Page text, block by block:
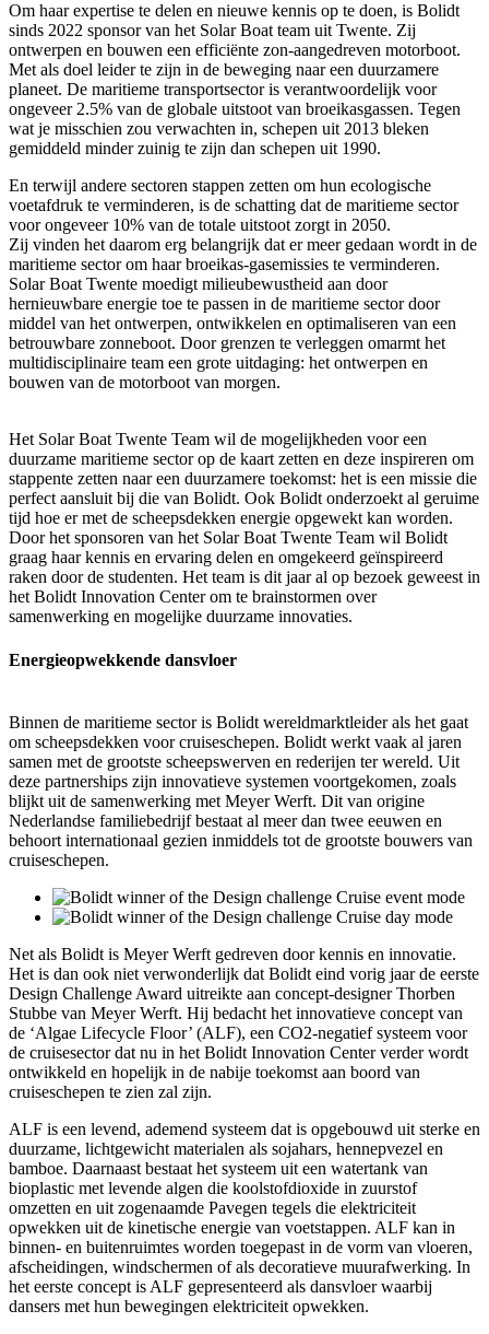
Om haar expertise te delen en nieuwe kennis op te doen, is Bolidt
sinds 2022 sponsor van het Solar Boat team uit Twente. Zij
ontwerpen en bouwen een efficiënte zon-aangedreven motorboot.
Met als doel leider te zijn in de beweging naar een duurzamere
planeet. De maritieme transportsector is verantwoordelijk voor
ongeveer 2.5% van de globale uitstoot van broeikasgassen. Tegen
wat je misschien zou verwachten in, schepen uit 2013 bleken
gemiddeld minder zuinig te zijn dan schepen uit 1990.
En terwijl andere sectoren stappen zetten om hun ecologische
voetafdruk te verminderen, is de schatting dat de maritieme sector
voor ongeveer 10% van de totale uitstoot zorgt in 2050.
Zij vinden het daarom erg belangrijk dat er meer gedaan wordt in de
maritieme sector om haar broeikas-gasemissies te verminderen.
Solar Boat Twente moedigt milieubewustheid aan door
hernieuwbare energie toe te passen in de maritieme sector door
middel van het ontwerpen, ontwikkelen en optimaliseren van een
betrouwbare zonneboot. Door grenzen te verleggen omarmt het
multidisciplinaire team een grote uitdaging: het ontwerpen en
bouwen van de motorboot van morgen.
Het Solar Boat Twente Team wil de mogelijkheden voor een
duurzame maritieme sector op de kaart zetten en deze inspireren om
stappente zetten naar een duurzamere toekomst: het is een missie die
perfect aansluit bij die van Bolidt. Ook Bolidt onderzoekt al geruime
tijd hoe er met de scheepsdekken energie opgewekt kan worden.
Door het sponsoren van het Solar Boat Twente Team wil Bolidt
graag haar kennis en ervaring delen en omgekeerd geïnspireerd
raken door de studenten. Het team is dit jaar al op bezoek geweest in
het Bolidt Innovation Center om te brainstormen over
samenwerking en mogelijke duurzame innovaties.
Energieopwekkende dansvloer
Binnen de maritieme sector is Bolidt wereldmarktleider als het gaat
om scheepsdekken voor cruiseschepen. Bolidt werkt vaak al jaren
samen met de grootste scheepswerven en rederijen ter wereld. Uit
deze partnerships zijn innovatieve systemen voortgekomen, zoals
blijkt uit de samenwerking met Meyer Werft. Dit van origine
Nederlandse familiebedrijf bestaat al meer dan twee eeuwen en
behoort internationaal gezien inmiddels tot de grootste bouwers van
cruiseschepen.
Net als Bolidt is Meyer Werft gedreven door kennis en innovatie.
Het is dan ook niet verwonderlijk dat Bolidt eind vorig jaar de eerste
Design Challenge Award uitreikte aan concept-designer Thorben
Stubbe van Meyer Werft. Hij bedacht het innovatieve concept van
de ‘Algae Lifecycle Floor’ (ALF), een CO2-negatief systeem voor
de cruisesector dat nu in het Bolidt Innovation Center verder wordt
ontwikkeld en hopelijk in de nabije toekomst aan boord van
cruiseschepen te zien zal zijn.
ALF is een levend, ademend systeem dat is opgebouwd uit sterke en
duurzame, lichtgewicht materialen als sojahars, hennepvezel en
bamboe. Daarnaast bestaat het systeem uit een watertank van
bioplastic met levende algen die koolstofdioxide in zuurstof
omzetten en uit zogenaamde Pavegen tegels die elektriciteit
opwekken uit de kinetische energie van voetstappen. ALF kan in
binnen- en buitenruimtes worden toegepast in de vorm van vloeren,
afscheidingen, windschermen of als decoratieve muurafwerking. In
het eerste concept is ALF gepresenteerd als dansvloer waarbij
dansers met hun bewegingen elektriciteit opwekken.